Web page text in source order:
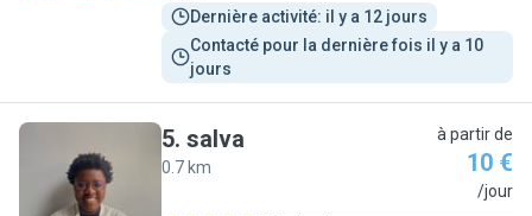
Dernière activité: il y a 12 jours
Contacté pour la dernière fois il y a 10
jours
S
5. salva
0.7 km
à partir de
10 €
/jour